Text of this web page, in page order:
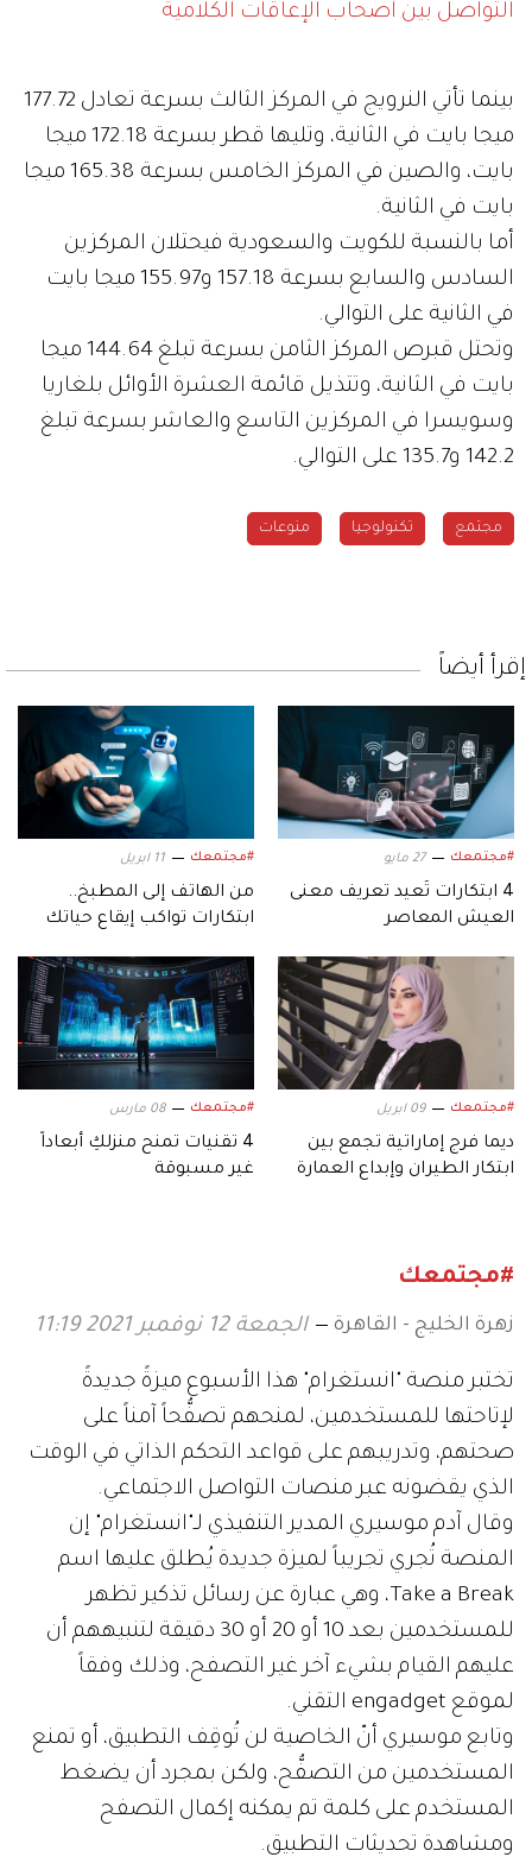
التواصل بين أصحاب الإعاقات الكلامية
بينما تأتي النرويج في المركز الثالث بسرعة تعادل 177.72
ميجا بايت في الثانية، وتليها قطر بسرعة 172.18 ميجا
بايت، والصين في المركز الخامس بسرعة 165.38 ميجا
بايت في الثانية.
أما بالنسبة للكويت والسعودية فيحتلان المركزين
السادس والسابع بسرعة 157.18 و155.97 ميجا بايت
في الثانية على التوالي.
وتحتل قبرص المركز الثامن بسرعة تبلغ 144.64 ميجا
بايت في الثانية، وتتذيل قائمة العشرة الأوائل بلغاريا
وسويسرا في المركزين التاسع والعاشر بسرعة تبلغ
142.2 و135.7 على التوالي.
مجتمع تكنولوجيا منوعات
إقرأ أيضاً
#مجتمعك 27 مايو
4 ابتكارات تُعيد تعريف معنى
العيش المعاصر
#مجتمعك 11 ابريل
من الهاتف إلى المطبخ..
ابتكارات تواكب إيقاع حياتك
#مجتمعك 09 ابريل
ديما فرج إماراتية تجمع بين
ابتكار الطيران وإبداع العمارة
#مجتمعك 08 مارس
4 تقنيات تمنح منزلكِ أبعاداً
غير مسبوقة
#مجتمعك
زهرة الخليج - القاهرة الجمعة 12 نوفمبر 2021 11:19
تختبر منصة "انستغرام" هذا الأسبوع ميزةً جديدةً
لإتاحتها للمستخدمين، لمنحهم تصفُّحاً آمناً على
صحتهم، وتدريبهم على قواعد التحكم الذاتي في الوقت
الذي يقضونه عبر منصات التواصل الاجتماعي.
وقال آدم موسيري المدير التنفيذي لـ"انستغرام" إن
المنصة تُجري تجريباً لميزة جديدة يُطلق عليها اسم
Take a Break، وهي عبارة عن رسائل تذكير تظهر
للمستخدمين بعد 10 أو 20 أو 30 دقيقة لتنبيههم أن
عليهم القيام بشيء آخر غير التصفح، وذلك وفقاً
لموقع engadget التقني.
وتابع موسيري أنّ الخاصية لن تُوقِف التطبيق، أو تمنع
المستخدمين من التصفُّح، ولكن بمجرد أن يضغط
المستخدم على كلمة تم يمكنه إكمال التصفح
ومشاهدة تحديثات التطبيق.